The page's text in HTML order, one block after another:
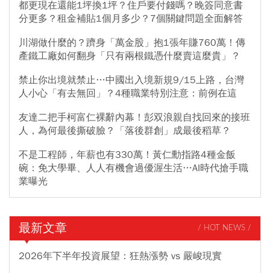
都更現在還能1坪換1坪？住戶要付錢嗎？晚簽同意書
分更多？租金補貼1個月多少？7個關鍵問題全面解答
川湖做什麼的？躋身「萬金股」抱1張年賺760萬！傳
產鐵工廠如何翻身「只有兩根鐵憑什麼賣這麼貴」？
禁止你出境就禁止…中國出入境新規9/15上路，台灣
人小心「有去無回」？4種職業特別注意：前例在這
友達二把手柯富仁裸辭內幕！彭双浪親自找回來的接班
人，為何最後撕破臉？「落後群創」成最後稻草？
不是工程師，年薪也有330萬！黃仁勳指路4種金飯
碗：免大學畢、人人有機會過優渥生活…AI時代搶手職
業曝光
最新文章 / HOT NEWS /
2026年下半年投資展望：狂熱漲勢 vs 嚴峻現實